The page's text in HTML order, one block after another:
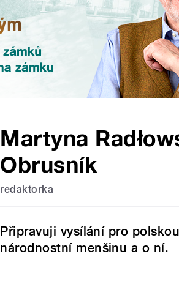
Martyna
Obrusník
redaktorka
Připravuji vysílání pro polskou
národnostní menšinu a o ní.